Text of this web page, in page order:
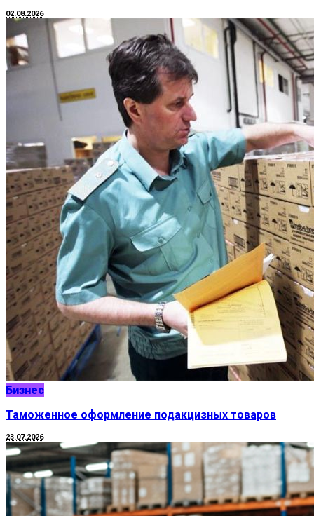
02.08.2026
Бизнес
Таможенное оформление подакцизных товаров
23.07.2026